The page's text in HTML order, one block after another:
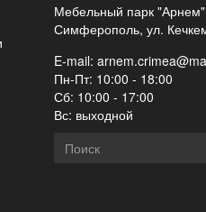
Мебельный парк "Арнем"
Симферополь, ул.
E-mail:
Пн-Пт: 10:00 - 18:00
Сб: 10:00 - 17:00
Вс: выходной